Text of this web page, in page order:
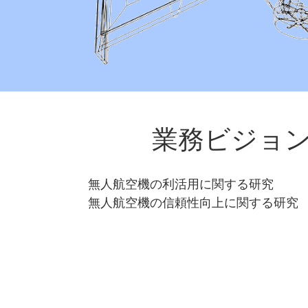
業務ビジョ
無人航空機の利活用に関する研究
無人航空機の信頼性向上に関する研究